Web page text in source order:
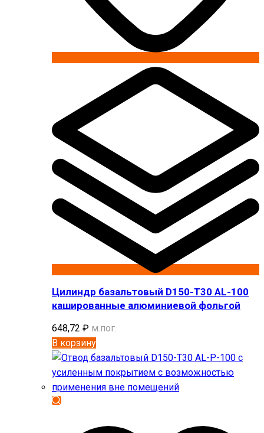
Цилиндр базальтовый D150-T30 AL-100
кашированные алюминиевой фольгой
648,72 ₽ м.пог.
В корзину